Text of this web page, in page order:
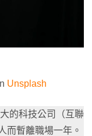
Unsplash
的科技公司（互聯
而暫離職場一年。